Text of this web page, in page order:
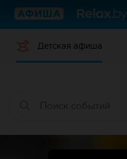
Детская афиша